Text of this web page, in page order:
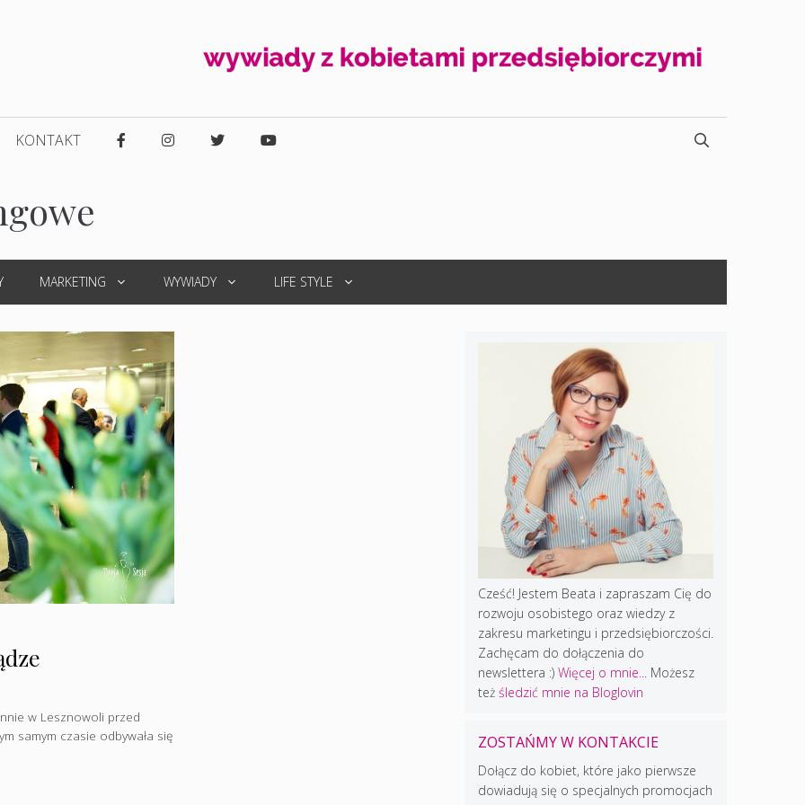
KONTAKT
MARKETING WYWIADY LIFE STYLE
w Lesznowoli przed
samym czasie odbywała się
Cześć! Jestem Beata i zapraszam Cię do
rozwoju osobistego oraz wiedzy z
zakresu marketingu i przedsiębiorczości.
Zachęcam do dołączenia do
newslettera :) Więcej o mnie...
Możesz
też śledzić mnie na Bloglovin
ZOSTAŃMY W KONTAKCIE
Dołącz do kobiet, które jako pierwsze
dowiadują się o specjalnych promocjach